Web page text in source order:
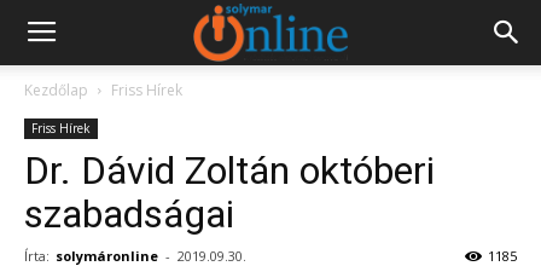
Kezdőlap Friss Hírek
Friss Hírek
Dr. Dávid Zoltán októberi
szabadságai
Írta: solymáronline - 2019.09.30. 1185